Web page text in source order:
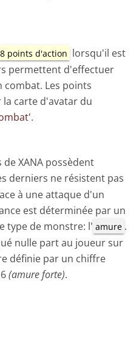
8 points d'action lorsqu'il est
permettent d'effectuer
combat. Les points
carte d'avatar du
.
XANA possèdent
derniers ne résistent pas
à une attaque d'un
est déterminée par un
type de monstre: l' amure .
nulle part au joueur sur
définie par un chiffre
(amure forte).